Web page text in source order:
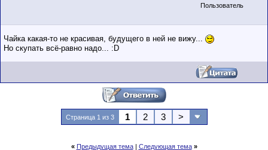
Пользователь
Чайка какая-то не красивая, будущего в ней не вижу...
Но скупать всё-равно надо... :D
Страница 1 из 3 1 2 3 >
« Предыдущая тема| Следующая тема »